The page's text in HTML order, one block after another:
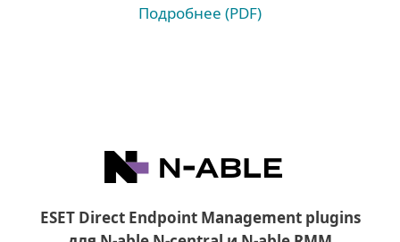
Подробнее (PDF)
ESET Direct Endpoint Management plugins